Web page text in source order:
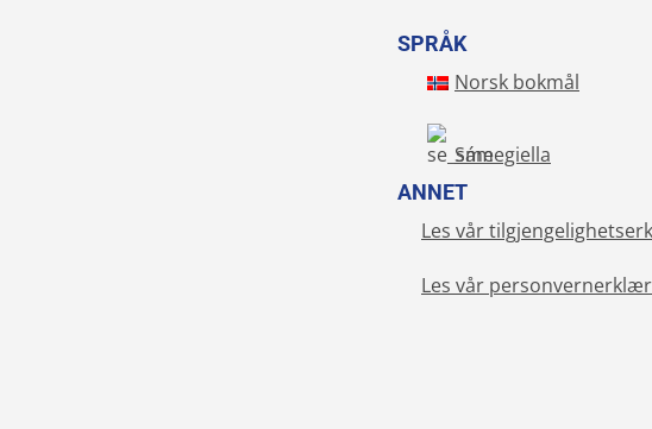
SPRÅK
Norsk bokmål
Sámegiella
ANNET
Les vår
Les vår